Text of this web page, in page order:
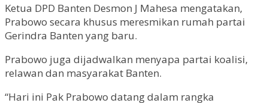
Ketua DPD Banten Desmon J Mahesa mengatakan,
Prabowo secara khusus meresmikan rumah partai
Gerindra Banten yang baru.
Prabowo juga dijadwalkan menyapa partai koalisi,
relawan dan masyarakat Banten.
“Hari ini Pak Prabowo datang dalam rangka